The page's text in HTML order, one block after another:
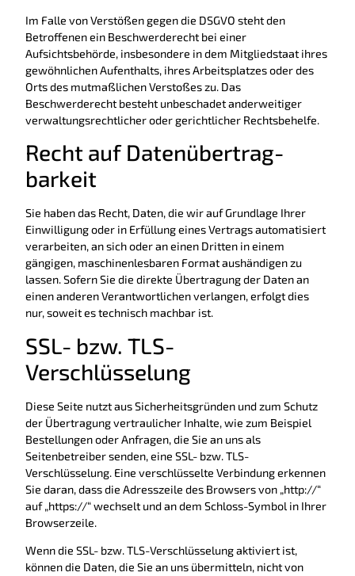
Im Falle von Verstößen gegen die DSGVO steht den
Betroffenen ein Beschwerderecht bei einer
Aufsichtsbehörde, insbesondere in dem Mitgliedstaat ihres
gewöhnlichen Aufenthalts, ihres Arbeitsplatzes oder des
Orts des mutmaßlichen Verstoßes zu. Das
Beschwerderecht besteht unbeschadet anderweitiger
verwaltungsrechtlicher oder gerichtlicher Rechtsbehelfe.
Recht auf Daten­übertrag­
barkeit
Sie haben das Recht, Daten, die wir auf Grundlage Ihrer
Einwilligung oder in Erfüllung eines Vertrags automatisiert
verarbeiten, an sich oder an einen Dritten in einem
gängigen, maschinenlesbaren Format aushändigen zu
lassen. Sofern Sie die direkte Übertragung der Daten an
einen anderen Verantwortlichen verlangen, erfolgt dies
nur, soweit es technisch machbar ist.
SSL- bzw. TLS-
Verschlüsselung
Diese Seite nutzt aus Sicherheitsgründen und zum Schutz
der Übertragung vertraulicher Inhalte, wie zum Beispiel
Bestellungen oder Anfragen, die Sie an uns als
Seitenbetreiber senden, eine SSL- bzw. TLS-
Verschlüsselung. Eine verschlüsselte Verbindung erkennen
Sie daran, dass die Adresszeile des Browsers von „http://“
auf „https://“ wechselt und an dem Schloss-Symbol in Ihrer
Browserzeile.
Wenn die SSL- bzw. TLS-Verschlüsselung aktiviert ist,
können die Daten, die Sie an uns übermitteln, nicht von